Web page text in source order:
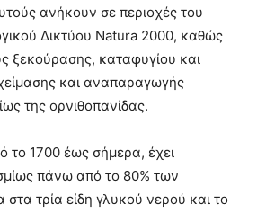
ανήκουν σε περιοχές του
Δικτύου Natura 2000, καθώς
ξεκούρασης, καταφυγίου και
και αναπαραγωγής
της ορνιθοπανίδας.
το 1700 έως σήμερα, έχει
πάνω από το 80% των
τρία είδη γλυκού νερού και το